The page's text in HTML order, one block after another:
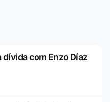
com Enzo Díaz